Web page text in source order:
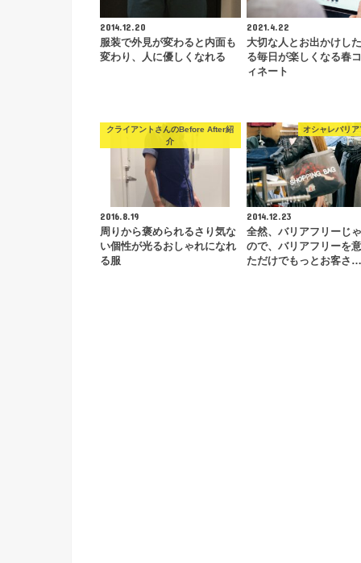
2014.12.20
服装で外見が変わると内面も
変わり、人に優しくなれる
2021.4.22
大切な人とお出かけし
る毎日が楽しくなる春
ィネート
クライアントさんのBefore After紹
介
2016.8.19
周りから褒められるさり気な
い個性が光るおしゃれになれ
る服
オシャレバリア
2014.12.23
全然、バリアフリーじ
ので、バリアフリーを
ただけでもっとお客さ…